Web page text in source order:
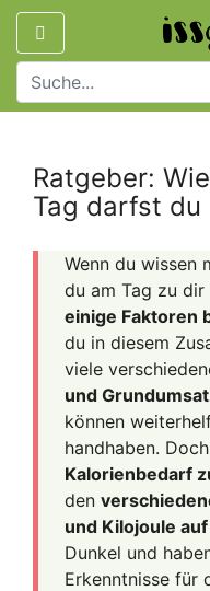
Ratgeber:
Tag darfst du
Wenn du wissen
du am Tag zu
einige Faktoren
du in diesem
viele
und
können
handhaben.
Kalorienbedarf
den
und Kilojoule
Dunkel und
Erkenntnisse für